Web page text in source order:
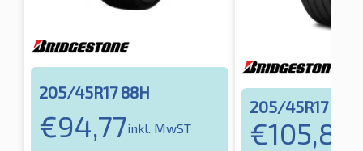
205/45R17 88H
€94,77inkl. MwST
205/45R17 88H
€105,83